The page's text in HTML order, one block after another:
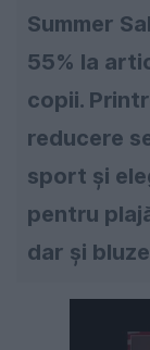
Summer
55% la
copii.
reducere
sport și
pentru
dar și